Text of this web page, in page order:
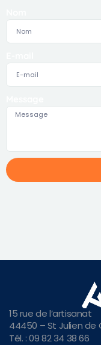
15 rue de l’artisanat
44450 – St Julien de
Tél. : 09 82 34 38 66